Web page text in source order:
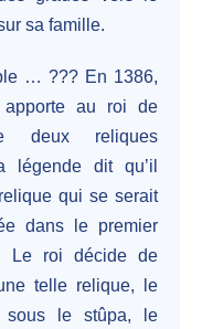
sa famille.
… ??? En 1386,
au roi de
deux reliques
légende dit qu’il
qui se serait
dans le premier
Le roi décide de
telle relique, le
sous le stûpa, le